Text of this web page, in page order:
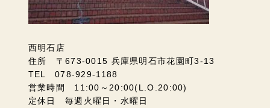
西明石店
住所 〒673-0015 兵庫県明石市花園町3-13
TEL 078-929-1188
営業時間 11:00～20:00(L.O.20:00)
定休日 毎週火曜日・水曜日